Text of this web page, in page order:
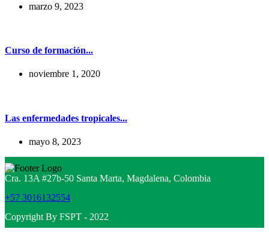
marzo 9, 2023
Curso de formación...
noviembre 1, 2020
Las enfermedades tropicales...
mayo 8, 2023
Cra. 13A #27b-50 Santa Marta, Magdalena, Colombia
+57 3016132554
Copyright By FSPT - 2022